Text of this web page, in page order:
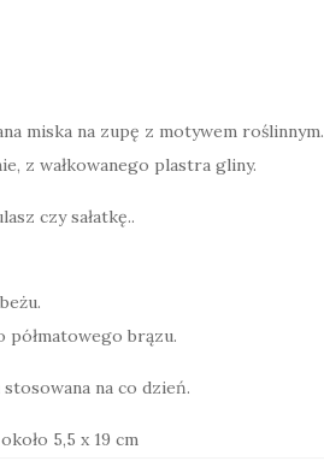
miska na zupę z motywem roślinnym.
z wałkowanego plastra gliny.
czy sałatkę..
brązu.
na co dzień.
5,5 x 19 cm